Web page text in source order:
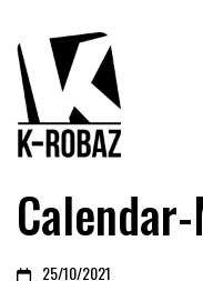
25/10/2021